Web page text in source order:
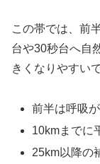
この帯では、前
台や30秒台へ自
きくなりやすいで
前半は呼吸
10kmまでに
25km以降の